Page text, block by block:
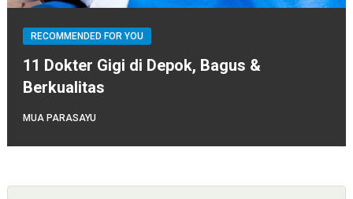
RECOMMENDED FOR YOU
11 Dokter Gigi di Depok, Bagus &
Berkualitas
MUA PARASAYU